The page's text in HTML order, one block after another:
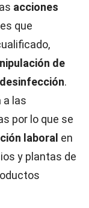
acciones
que
de
.
a las
por lo que se
laboral en
y plantas de